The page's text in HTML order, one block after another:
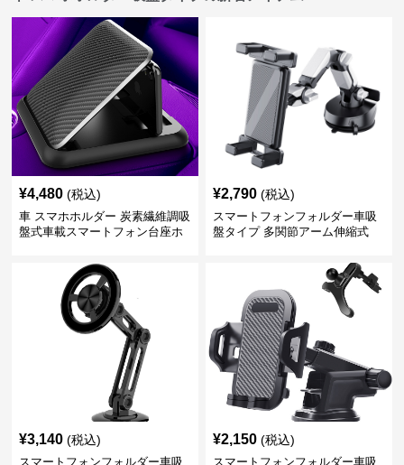
¥4,480 (税込)
車 スマホホルダー 炭素繊維調吸
盤式車載スマートフォン台座ホ
¥2,790 (税込)
スマートフォンフォルダー車吸
盤タイプ 多関節アーム伸縮式
¥3,140 (税込)
スマートフォンフォルダー車吸
¥2,150 (税込)
スマートフォンフォルダー車吸